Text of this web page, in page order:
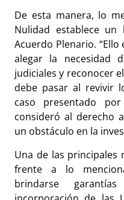
De esta manera, lo
Nulidad establece
Acuerdo Plenario.
alegar la necesidad
judiciales y reconocer
debe pasar al revivir
caso presentado
consideró al derecho
un obstáculo en la
Una de las principales
frente a lo
brindarse